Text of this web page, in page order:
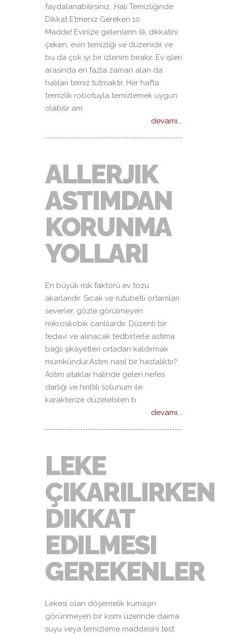
faydalanabilirsiniz...Halı Temizliğinde
Dikkat Etmeniz Gereken 10
Madde! Evinize gelenlerin ilk dikkatini
çeken, evin temizliği ve düzenidir ve
bu da çok iyi bir izlenim bırakır. Ev işleri
arasında en fazla zaman alan da
halıları temiz tutmaktır. Her hafta
temizlik robotuyla temizlemek uygun
olabilir am
devamı...
ALLERJIK
ASTIMDAN
KORUNMA
YOLLARI
En büyük risk faktörü ev tozu
akarlarıdır. Sıcak ve rutubetli ortamları
severler, gözle görülmeyen
mikroskobik canlılardır. Düzenli bir
tedavi ve alınacak tedbirlerle astıma
bağlı şikayetleri ortadan kaldırmak
mümkündür.Astım nasıl bir hastalıktır?
Astım ataklar halinde gelen nefes
darlığı ve hırıltılı solunum ile
karakterize düzelebilen b
devamı...
LEKE
ÇIKARILIRKEN
DIKKAT
EDILMESI
GEREKENLER
Lekesi olan döşemelik kumaşın
görünmeyen bir kısmı üzerinde daima
suyu veya temizleme maddesini test